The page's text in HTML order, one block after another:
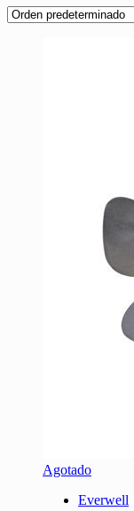
Agotado
Everwell